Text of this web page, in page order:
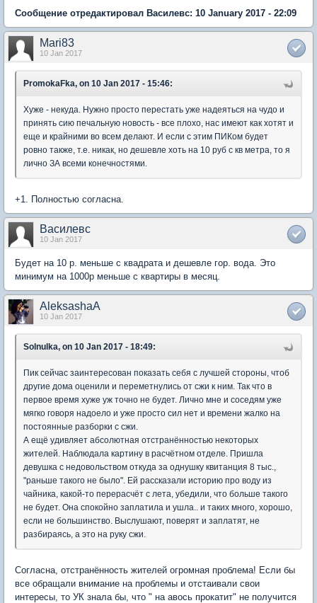
Сообщение отредактировал Василевс: 10 January 2017 - 22:09
Mari83
10 Jan 2017
PromokaFka, on 10 Jan 2017 - 15:46:
Хуже - некуда. Нужно просто перестать уже надеяться на чудо и
принять сию печальную новость - все плохо, нас имеют как хотят и
еще и крайними во всем делают. И если с этим ПИКом будет
ровно также, т.е. никак, но дешевле хоть на 10 руб с кв метра, то я
лично ЗА всеми конечностями.
+1. Полностью согласна.
Василевс
10 Jan 2017
Будет на 10 р. меньше с квадрата и дешевле гор. вода. Это
минимум на 1000р меньше с квартиры в месяц.
AleksashaA
10 Jan 2017
Solnulka, on 10 Jan 2017 - 18:49:
Пик сейчас заинтересован показать себя с лучшей стороны, чтоб
другие дома оценили и переметнулись от сжи к ним. Так что в
первое время хуже уж точно не будет. Лично мне и соседям уже
мягко говоря надоело и уже просто сил нет и времени жалко на
постоянные разборки с сжи.
А ещё удивляет абсолютная отстранённостью некоторых
жителей. Наблюдала картину в расчётном отделе. Пришла
девушка с недовольством откуда за однушку квитанция 8 тыс.,
"раньше такого не было". Ей рассказали историю про воду из
чайника, какой-то перерасчёт с лета, убедили, что больше такого
не будет. Она спокойно заплатила и ушла.. и таких много, хорошо,
если не большинство. Выслушают, поверят и заплатят, не
разбираясь, а это на руку сжи.
Согласна, отстранённость жителей огромная проблема! Если бы
все обращали внимание на проблемы и отстаивали свои
интересы, то УК знала бы, что " на авось прокатит" не получится